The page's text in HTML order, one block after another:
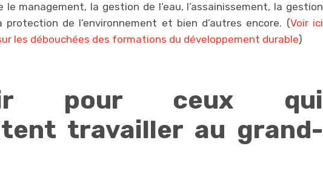
le management, la gestion de l’eau, l’assainissement, la gestion
protection de l’environnement et bien d’autres encore. (Voir ici
les débouchées des formations du développement durable)
pour ceux qui
travailler au grand-